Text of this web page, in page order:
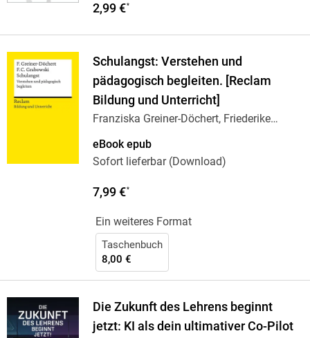
2,99 €*
Schulangst: Verstehen und
pädagogisch begleiten. [Reclam
Bildung und Unterricht]
Franziska Greiner-Döchert, Friederike
eBook epub
Sofort lieferbar (Download)
7,99 €*
Ein weiteres Format
Taschenbuch
8,00 €
Die Zukunft des Lehrens beginnt
jetzt: KI als dein ultimativer Co-Pilot